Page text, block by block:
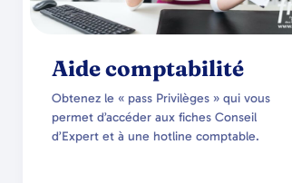
Aide comptabilité
Obtenez le « pass Privilèges » qui vous
permet d’accéder aux fiches Conseil
d’Expert et à une hotline comptable.